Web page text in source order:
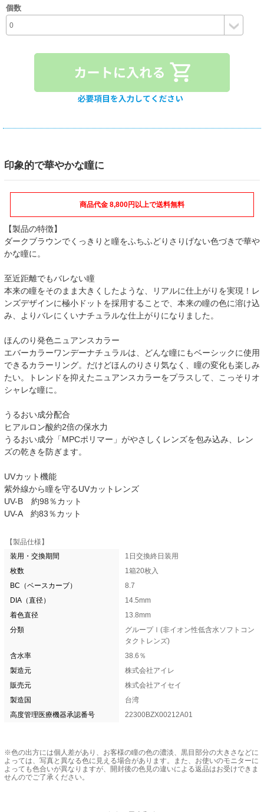
個数
印象的で華やかな瞳に
商品代金 8,800円以上で送料無料
【製品の特徴】
ダークブラウンでくっきりと瞳をふちふどりさりげない色づきで華や
かな瞳に。
至近距離でもバレない瞳
本来の瞳をそのまま大きくしたような、リアルに仕上がりを実現！レ
ンズデザインに極小ドットを採用することで、本来の瞳の色に溶け込
み、よりバレにくいナチュラルな仕上がりになりました。
ほんのり発色ニュアンスカラー
エバーカラーワンデーナチュラルは、どんな瞳にもベーシックに使用
できるカラーリング。だけどほんのりさり気なく、瞳の変化も楽しみ
たい。トレンドを抑えたニュアンスカラーをプラスして、こっそりオ
シャレな瞳に。
うるおい成分配合
ヒアルロン酸約2倍の保水力
うるおい成分「MPCポリマー」がやさしくレンズを包み込み、レン
ズの乾きを防ぎます。
UVカット機能
紫外線から瞳を守るUVカットレンズ
UV-B 約98％カット
UV-A 約83％カット
【製品仕様】
装用・交換期間
1日交換終日装用
枚数
1箱20枚入
BC（ベースカーブ）
8.7
DIA（直径）
14.5mm
着色直径
13.8mm
分類
グループⅠ(非イオン性低含水ソフトコン
タクトレンズ)
含水率
38.6％
製造元
株式会社アイレ
販売元
株式会社アイセイ
製造国
台湾
高度管理医療機器承認番号
22300BZX00212A01
※色の出方には個人差があり、お客様の瞳の色の濃淡、黒目部分の大きさなどに
よっては、写真と異なる色に見える場合があります。また、お使いのモニターに
よっても色合いが異なりますが、開封後の色見の違いによる返品はお受けできま
せんのでご了承ください。